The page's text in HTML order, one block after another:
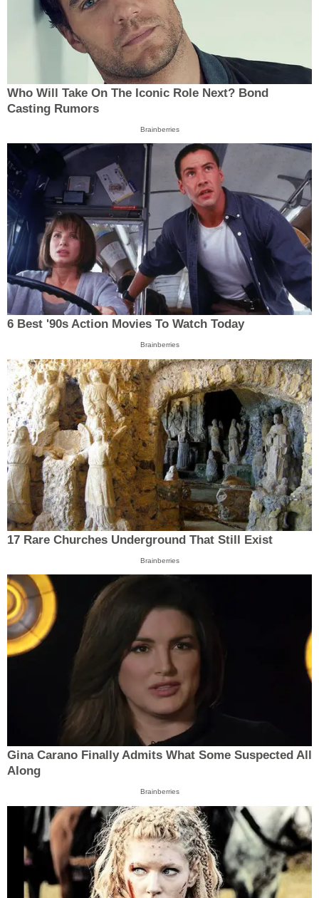
Who Will Take On The Iconic Role Next? Bond
Casting Rumors
Brainberries
6 Best '90s Action Movies To Watch Today
Brainberries
17 Rare Churches Underground That Still Exist
Brainberries
Gina Carano Finally Admits What Some Suspected All
Along
Brainberries